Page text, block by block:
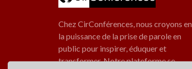
Chez CirConférences, nous croyons en
la puissance de la prise de parole en
public pour inspirer, éduquer et
transformer. Notre plateforme se